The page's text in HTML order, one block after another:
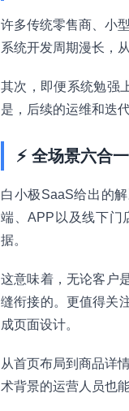
许多传统零售商、小
系统开发周期漫长，
其次，即便系统勉强
是，后续的运维和迭
⚡ 全场景六合
白小极SaaS给出的
端、APP以及线下门
据。
这意味着，无论客户
缝衔接的。更值得关
成页面设计。
从首页布局到商品详
术背景的运营人员也